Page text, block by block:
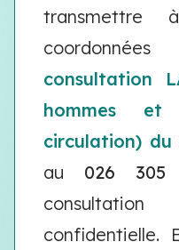
consultation
hommes
circulation)
au 026
confidentielle.